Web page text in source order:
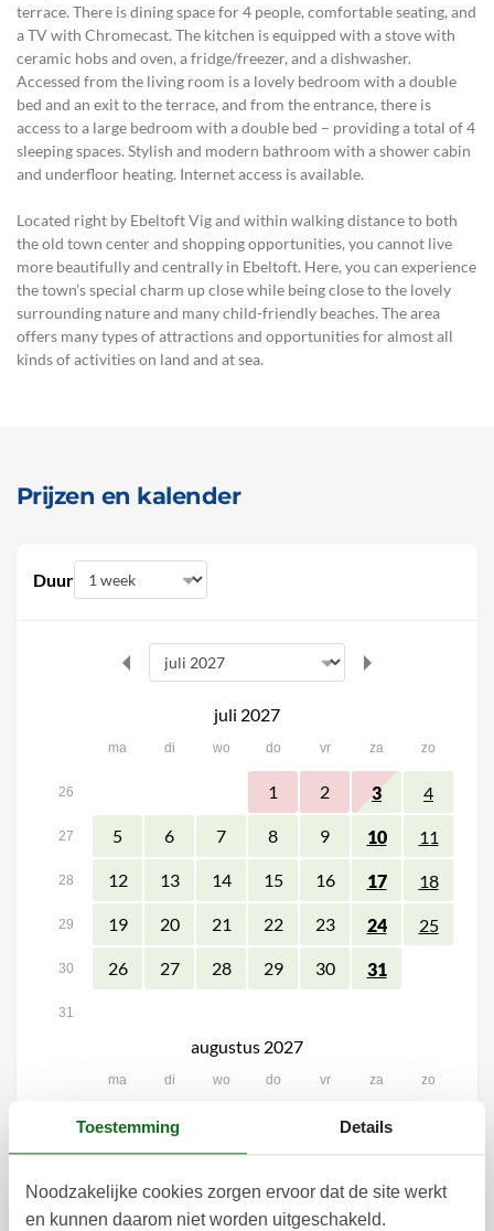
terrace. There is dining space for 4 people, comfortable seating, and
a TV with Chromecast. The kitchen is equipped with a stove with
ceramic hobs and oven, a fridge/freezer, and a dishwasher.
Accessed from the living room is a lovely bedroom with a double
bed and an exit to the terrace, and from the entrance, there is
access to a large bedroom with a double bed – providing a total of 4
sleeping spaces. Stylish and modern bathroom with a shower cabin
and underfloor heating. Internet access is available.
Located right by Ebeltoft Vig and within walking distance to both
the old town center and shopping opportunities, you cannot live
more beautifully and centrally in Ebeltoft. Here, you can experience
the town's special charm up close while being close to the lovely
surrounding nature and many child-friendly beaches. The area
offers many types of attractions and opportunities for almost all
kinds of activities on land and at sea.
Prijzen en kalender
Duur
juli 2027
ma di wo do vr za zo
26 1 2 3 4
27 5 6 7 8 9 10 11
28 12 13 14 15 16 17 18
29 19 20 21 22 23 24 25
30 26 27 28 29 30 31
31
augustus 2027
ma di wo do vr za zo
32 9 10 11 12 13 14
Toestemming Details
Noodzakelijke cookies zorgen ervoor dat de site werkt
en kunnen daarom niet worden uitgeschakeld.